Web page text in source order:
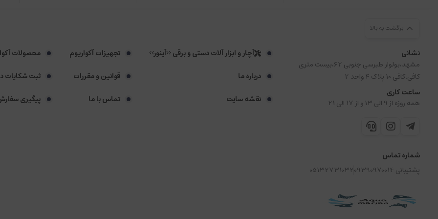
برگشت به بالا
نشانی
مشهد،بولوار طبرسی جنوبی 62،بیست متری
کافی،کافی 10 پلاک 4 واحد 2
ساعت کاری
همه روزه از 9 الی 13 و از 17 الی 21
شماره تماس
پشتیبانی 09390970014
05132731032
آچار و ابزار آلات دستی و برقی <<آینور>> تجهیزات آکواریوم
محصولات
درباره ما
قوانین و مقررات
ثبت شکایات
نقشه سایت
تماس با ما پیگیری